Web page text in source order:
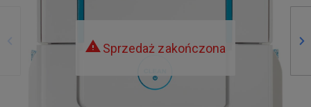
Sprzedaż zakończona